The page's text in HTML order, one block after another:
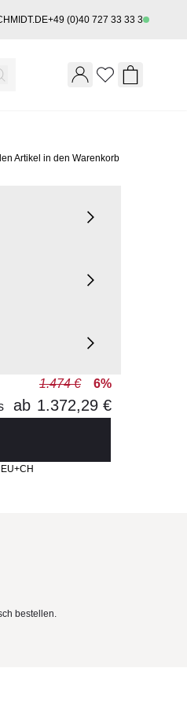
+49 (0)40 727 33 33 3
Wishlist
Artikel in den Warenkorb
1.474 €
6%
ab 1.372,29 €
bestellen.